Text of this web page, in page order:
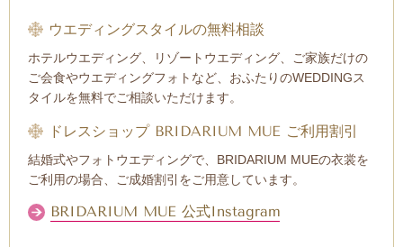
ウエディングスタイルの無料相談
ホテルウエディング、リゾートウエディング、ご家族だけの
ご会食やウエディングフォトなど、おふたりのWEDDINGス
タイルを無料でご相談いただけます。
ドレスショップ BRIDARIUM MUE ご利用割引
結婚式やフォトウエディングで、BRIDARIUM MUEの衣裳を
ご利用の場合、
ご成婚割引をご用意しています。
BRIDARIUM MUE 公式Instagram